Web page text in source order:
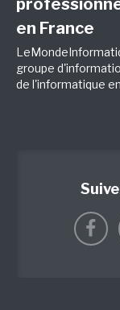
en France
groupe
de l'informatique